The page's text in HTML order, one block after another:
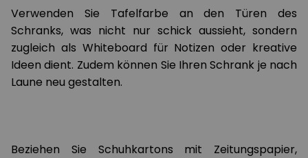
Verwenden Sie Tafelfarbe an den Türen des
Schranks, was nicht nur schick aussieht, sondern
zugleich als Whiteboard für Notizen oder kreative
Ideen dient. Zudem können Sie Ihren Schrank je nach
Laune neu gestalten.
Beziehen Sie Schuhkartons mit Zeitungspapier,